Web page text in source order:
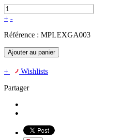
+ -
Référence : MPLEXGA003
Ajouter au panier
+
Wishlists
Partager